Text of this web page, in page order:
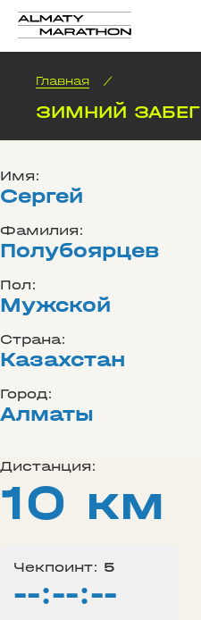
Главная /
ЗИМНИЙ ЗАБЕГ
Имя:
Сергей
Фамилия:
Полубоярцев
Пол:
Мужской
Страна:
Казахстан
Город:
Алматы
Дистанция:
10 км
Чекпоинт: 5
--:--:--